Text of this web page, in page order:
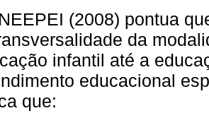
(2008) pontua
da
infantil até a
educacional
que: